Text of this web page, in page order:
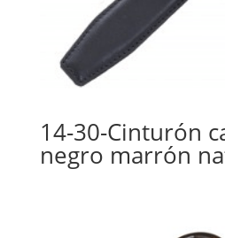
14-30-Cinturón
negro marrón